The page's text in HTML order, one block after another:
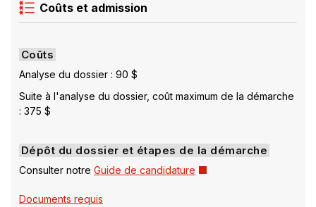
Coûts et admission
Coûts
Analyse du dossier : 90 $
Suite à l'analyse du dossier, coût maximum de la démarche
: 375 $
Dépôt du dossier et étapes de la démarche
Consulter notre Guide de candidature Ce
Documents requis